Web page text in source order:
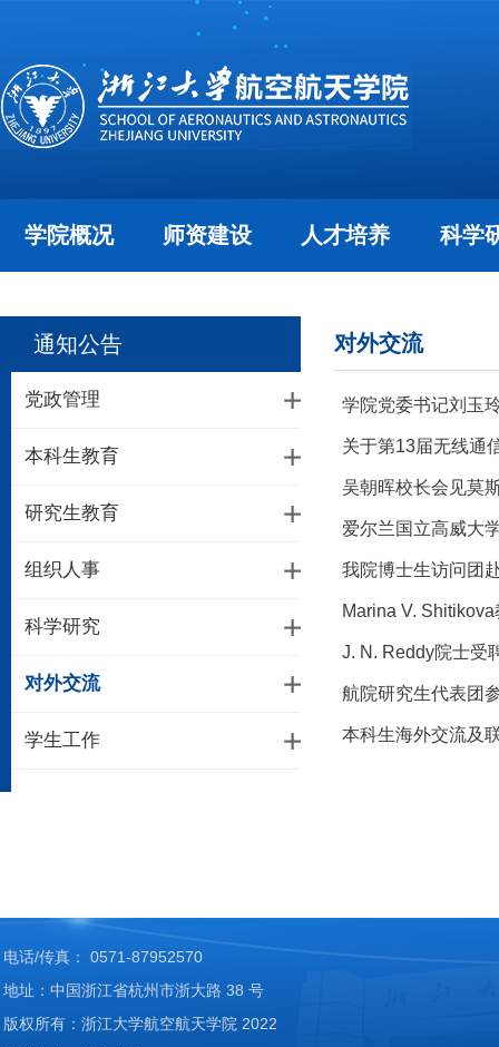
学院概况 师资建设 人才培养 科学
通知公告
党政管理
本科生教育
研究生教育
组织人事
科学研究
对外交流
学生工作
对外交流
学院党委书记刘玉
关于第13届无线通
吴朝晖校长会见莫
爱尔兰国立高威大
我院博士生访问团
Marina V.
J. N. Reddy院士受
航院研究生代表团
本科生海外交流及
电话/传真： 0571-87952570
地址：中国浙江省杭州市浙大路 38 号
版权所有：浙江大学航空航天学院 2022